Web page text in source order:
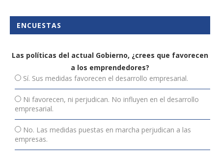
ENCUESTAS
Las políticas del actual Gobierno, ¿crees que favorecen
a los emprendedores?
Sí. Sus medidas favorecen el desarrollo empresarial.
Ni favorecen, ni perjudican. No influyen en el desarrollo
empresarial.
No. Las medidas puestas en marcha perjudican a las
empresas.